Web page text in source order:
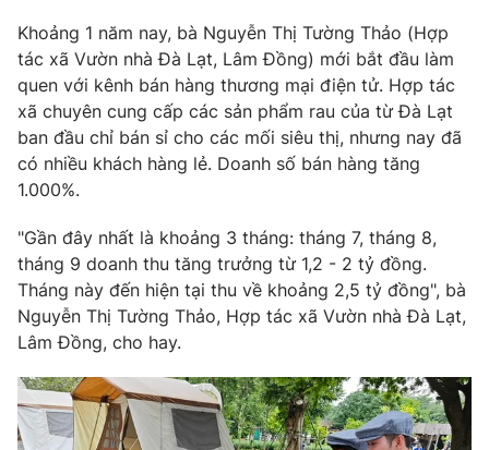
Nhân vật
Khán giả
Giải sao mai
Âm nhạc
Sao
Đời sống
Du lịch
Làm đẹp
Chất lượng cuộc sống
Giáo dục
Tuyển sinh
Học trực tuyến
Công nghệ
Hitech Công nghệ tương lai
Sản phẩm
Thị trường
Tư vấn
Lịch phát sóng
Chuyên mục khác
Emagazine Podcast
Khoảng 1 năm nay, bà Nguyễn Thị Tường Thảo (Hợp
tác xã Vườn nhà Đà Lạt, Lâm Đồng) mới bắt đầu làm
quen với kênh bán hàng thương mại điện tử. Hợp tác
xã chuyên cung cấp các sản phẩm rau của từ Đà Lạt
ban đầu chỉ bán sỉ cho các mối siêu thị, nhưng nay đã
có nhiều khách hàng lẻ. Doanh số bán hàng tăng
1.000%.
"Gần đây nhất là khoảng 3 tháng: tháng 7, tháng 8,
tháng 9 doanh thu tăng trưởng từ 1,2 - 2 tỷ đồng.
Tháng này đến hiện tại thu về khoảng 2,5 tỷ đồng", bà
Nguyễn Thị Tường Thảo, Hợp tác xã Vườn nhà Đà Lạt,
Lâm Đồng, cho hay.